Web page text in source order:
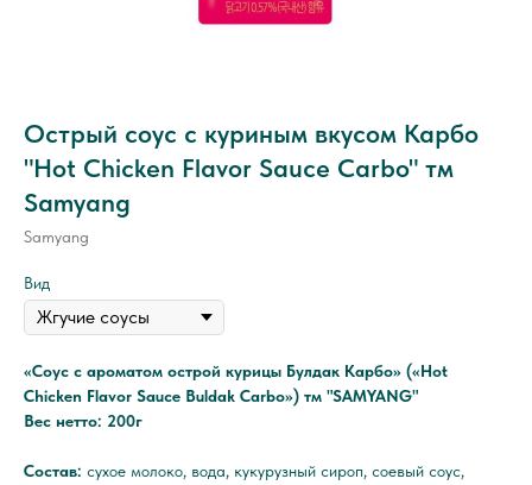
Острый соус с куриным вкусом Карбо
"Hot Chicken Flavor Sauce Carbo" тм
Samyang
Samyang
Вид
«Соус с ароматом острой курицы Булдак Карбо» («Hot
Chicken Flavor Sauce Buldak Carbo») тм "SAMYANG"
Вес нетто: 200г
Состав: сухое молоко, вода, кукурузный сироп, соевый соус,